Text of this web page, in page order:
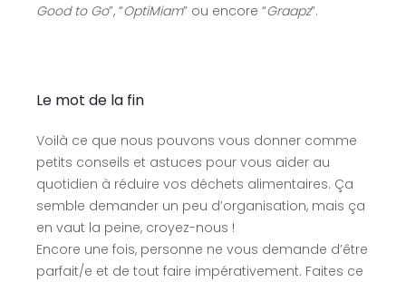
Good to Go”, “OptiMiam” ou encore “Graapz”.
Le mot de la fin
Voilà ce que nous pouvons vous donner comme
petits conseils et astuces pour vous aider au
quotidien à réduire vos déchets alimentaires. Ça
semble demander un peu d’organisation, mais ça
en vaut la peine, croyez-nous !
Encore une fois, personne ne vous demande d’être
parfait/e et de tout faire impérativement. Faites ce